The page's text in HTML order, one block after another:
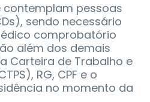
contemplam pessoas
sendo necessário
comprobatório
além dos demais
Carteira de Trabalho e
RG, CPF e o
no momento da